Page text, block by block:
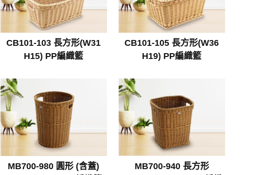
CB101-103 長方形(W31
H15) PP編織籃
CB101-105 長方形(W36
H19) PP編織籃
MB700-980 圓形 (含蓋)
MB700-940 長方形